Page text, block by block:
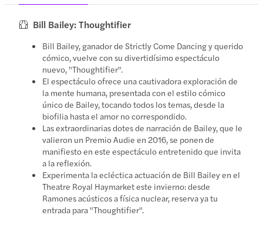
Bill Bailey: Thoughtifier
Bill Bailey, ganador de Strictly Come Dancing y querido
cómico, vuelve con su divertidísimo espectáculo
nuevo, "Thoughtifier".
El espectáculo ofrece una cautivadora exploración de
la mente humana, presentada con el estilo cómico
único de Bailey, tocando todos los temas, desde la
biofilia hasta el amor no correspondido.
Las extraordinarias dotes de narración de Bailey, que le
valieron un Premio Audie en 2016, se ponen de
manifiesto en este espectáculo entretenido que invita
a la reflexión.
Experimenta la ecléctica actuación de Bill Bailey en el
Theatre Royal Haymarket este invierno: desde
Ramones acústicos a física nuclear, reserva ya tu
entrada para "Thoughtifier".